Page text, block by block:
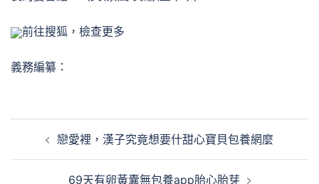
前往搜狐，檢查更多
義務編纂：
戀愛裡，漢子究竟想要什甜心寶貝包養網麼
69天有卵黃囊無包養app胎心胎芽